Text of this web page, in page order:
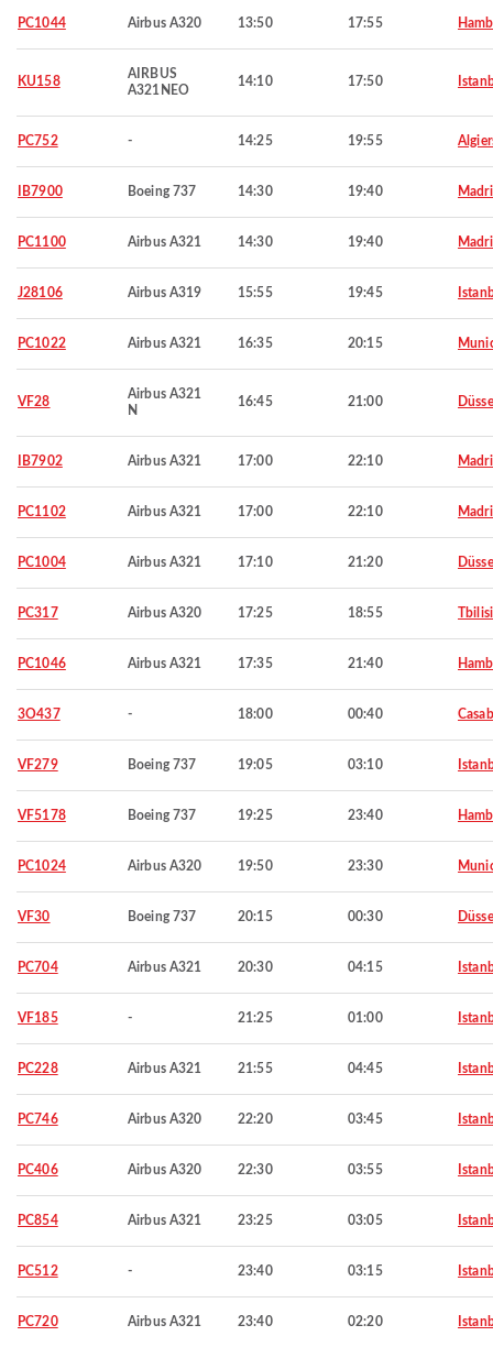
PC1044 Airbus A320 13:50 17:55
KU158
AIRBUS
A321NEO
14:10 17:50
PC752 - 14:25 19:55
IB7900 Boeing 737 14:30 19:40
PC1100 Airbus A321 14:30 19:40
J28106 Airbus A319 15:55 19:45
PC1022 Airbus A321 16:35 20:15
VF28
Airbus A321
N
16:45 21:00
IB7902 Airbus A321 17:00 22:10
PC1102 Airbus A321 17:00 22:10
PC1004 Airbus A321 17:10 21:20
PC317 Airbus A320 17:25 18:55 Tbilisi
PC1046 Airbus A321 17:35 21:40
3O437 - 18:00 00:40
VF279 Boeing 737 19:05 03:10
VF5178 Boeing 737 19:25 23:40
PC1024 Airbus A320 19:50 23:30
VF30 Boeing 737 20:15 00:30
PC704 Airbus A321 20:30 04:15
VF185 - 21:25 01:00
PC228 Airbus A321 21:55 04:45
PC746 Airbus A320 22:20 03:45
PC406 Airbus A320 22:30 03:55
PC854 Airbus A321 23:25 03:05
PC512 - 23:40 03:15
PC720 Airbus A321 23:40 02:20